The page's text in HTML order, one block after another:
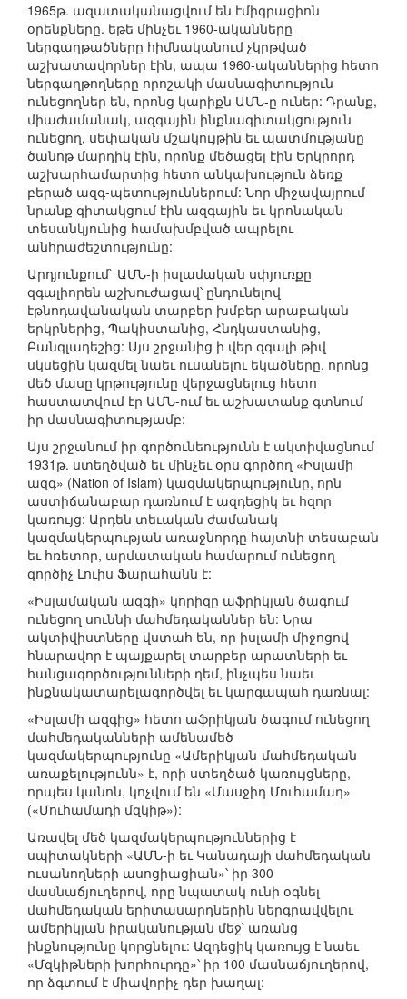
1965թ. ազատականացվում են էմիգրացիոն
օրենքները. եթե մինչեւ 1960-ականները
ներգաղթածները հիմնականում չկրթված
աշխատավորներ էին, ապա 1960-ականներից հետո
ներգաղթողները որոշակի մասնագիտություն
ունեցողներ են, որոնց կարիքն ԱՄՆ-ը ուներ: Դրանք,
միաժամանակ, ազգային ինքնագիտակցություն
ունեցող, սեփական մշակույթին եւ պատմությանը
ծանոթ մարդիկ էին, որոնք մեծացել էին Երկրորդ
աշխարհամարտից հետո անկախություն ձեռք
բերած ազգ-պետություններում: Նոր միջավայրում
նրանք գիտակցում էին ազգային եւ կրոնական
տեսանկյունից համախմբված ապրելու
անհրաժեշտությունը:
Արդյունքում` ԱՄՆ-ի իսլամական սփյուռքը
զգալիորեն աշխուժացավ՝ ընդունելով
էթնոդավանական տարբեր խմբեր արաբական
երկրներից, Պակիստանից, Հնդկաստանից,
Բանգլադեշից: Այս շրջանից ի վեր զգալի թիվ
սկսեցին կազմել նաեւ ուսանելու եկածները, որոնց
մեծ մասը կրթությունը վերջացնելուց հետո
հաստատվում էր ԱՄՆ-ում եւ աշխատանք գտնում
իր մասնագիտությամբ:
Այս շրջանում իր գործունեությունն է ակտիվացնում
1931թ. ստեղծված եւ մինչեւ օրս գործող «Իսլամի
ազգ» (Nation of Islam) կազմակերպությունը, որն
աստիճանաբար դառնում է ազդեցիկ եւ հզոր
կառույց: Արդեն տեւական ժամանակ
կազմակերպության առաջնորդը հայտնի տեսաբան
եւ հռետոր, արմատական համարում ունեցող
գործիչ Լուիս Ֆարահանն է:
«Իսլամական ազգի» կորիզը աֆրիկյան ծագում
ունեցող սուննի մահմեդականներ են: Նրա
ակտիվիստները վստահ են, որ իսլամի միջոցով
հնարավոր է պայքարել տարբեր արատների եւ
հանցագործությունների դեմ, ինչպես նաեւ
ինքնակատարելագործվել եւ կարգապահ դառնալ:
«Իսլամի ազգից» հետո աֆրիկյան ծագում ունեցող
մահմեդականների ամենամեծ
կազմակերպությունը «Ամերիկյան-մահմեդական
առաքելությունն» է, որի ստեղծած կառույցները,
որպես կանոն, կոչվում են «Մասջիդ Մուհամադ»
(«Մուհամադի մզկիթ»):
Առավել մեծ կազմակերպություններից է
սպիտակների «ԱՄՆ-ի եւ Կանադայի մահմեդական
ուսանողների ասոցիացիան»՝ իր 300
մասնաճյուղերով, որը նպատակ ունի օգնել
մահմեդական երիտասարդներին ներգրավվելու
ամերիկյան իրականության մեջ՝ առանց
ինքնությունը կորցնելու: Ազդեցիկ կառույց է նաեւ
«Մզկիթների խորհուրդը»՝ իր 100 մասնաճյուղերով,
որ ձգտում է միավորիչ դեր խաղալ: